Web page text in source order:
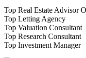
Top Real Estate Advisor
Top Letting Agency
Top Valuation Consultant
Top Research Consultant
Top Investment Manager